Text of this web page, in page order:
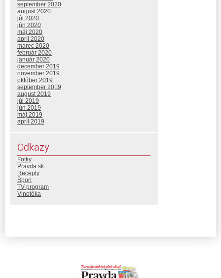
september 2020
august 2020
júl 2020
jún 2020
máj 2020
apríl 2020
marec 2020
február 2020
január 2020
december 2019
november 2019
október 2019
september 2019
august 2019
júl 2019
jún 2019
máj 2019
apríl 2019
Odkazy
Fotky
Pravda.sk
Recepty
Šport
TV program
Vinotéka